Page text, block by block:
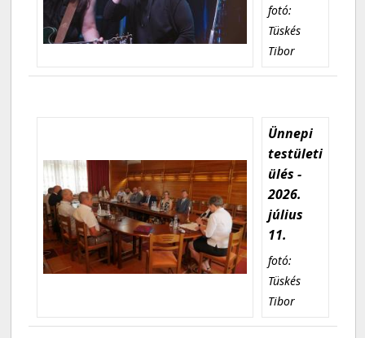
fotó:
Tüskés
Tibor
Ünnepi
testületi
ülés -
2026.
július
11.
fotó:
Tüskés
Tibor